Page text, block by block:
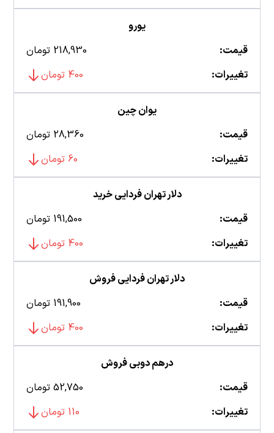
یورو
قیمت:
218,930 تومان
تغییرات:
400 تومان
یوان چین
قیمت:
28,360 تومان
تغییرات:
60 تومان
دلار تهران فردایی خرید
قیمت:
191,500 تومان
تغییرات:
400 تومان
دلار تهران فردایی فروش
قیمت:
191,900 تومان
تغییرات:
400 تومان
درهم دوبی فروش
قیمت:
52,750 تومان
تغییرات:
110 تومان